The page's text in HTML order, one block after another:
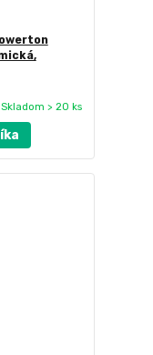
Skladom > 20 ks